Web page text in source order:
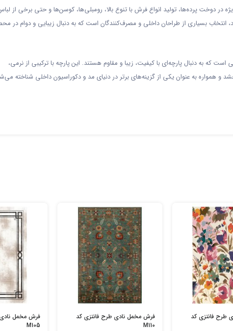
در دوخت پرده‌ها، تولید انواع فرش با تنوع بالا، رومبلی‌ها، کوسن‌ها و حتی برخی از
انتخاب بسیاری از طراحان داخلی و مصرف‌کنندگان است که به دنبال زیبایی و دوام در
که به دنبال پارچه‌ای با کیفیت، زیبا و مقاوم هستند. این پارچه با ترکیبی از نرمی،
به عنوان یکی از گزینه‌های برتر در دنیای مد و دکوراسیون داخلی شناخته
طرح فانتزی کد
فرش مخمل نادی طرح فانتزی کد
M110
فرش مخمل
M105